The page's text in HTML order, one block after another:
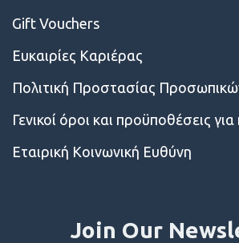
Gift Vouchers
Ευκαιρίες Kαριέρας
Πολιτική Προστασίας
Γενικοί όροι και προϋποθέσεις
Εταιρική Κοινωνική Ευθύνη
Join Our